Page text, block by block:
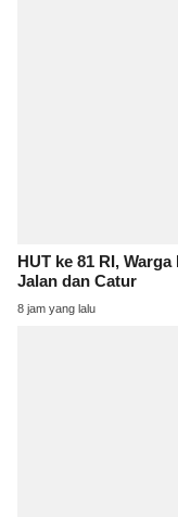
HUT ke 81 RI,
Jalan dan Catur
8 jam yang lalu